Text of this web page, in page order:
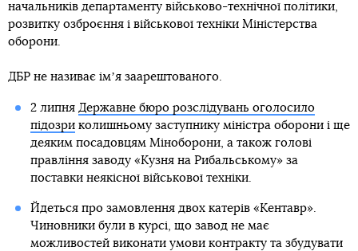
начальників департаменту військово-технічної політики,
розвитку озброєння і військової техніки Міністерства
оборони.
ДБР не називає імʼя заарештованого.
2 липня Державне бюро розслідувань оголосило
підозриколишньому заступнику міністра оборони і ще
деяким посадовцям Міноборони, а також голові
правління заводу «Кузня на Рибальському» за
поставки неякісної військової техніки.
Йдеться про замовлення двох катерів «Кентавр».
Чиновники були в курсі, що завод не має
можливостей виконати умови контракту та збудувати